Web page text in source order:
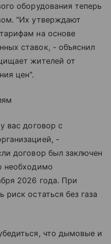
оборудования теперь
"Их утверждают
на основе
ставок, - объяснил
жителей от
цен".
вас договор с
-
договор был заключен
необходимо
2026 года. При
риск остаться без газа
что дымовые и